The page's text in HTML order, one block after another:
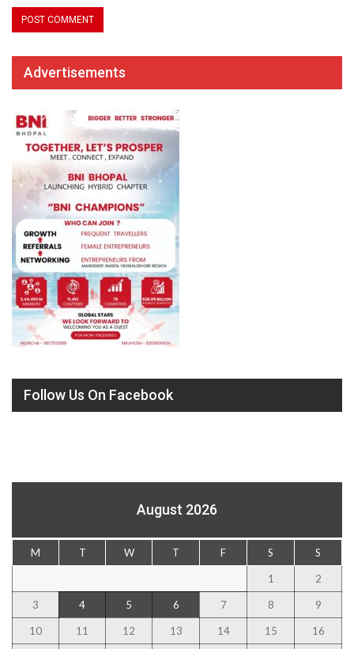
Advertisements
Follow Us On Facebook
August 2026
M T W T F S S
1 2
3 4 5 6 7 8 9
10 11 12 13 14 15 16